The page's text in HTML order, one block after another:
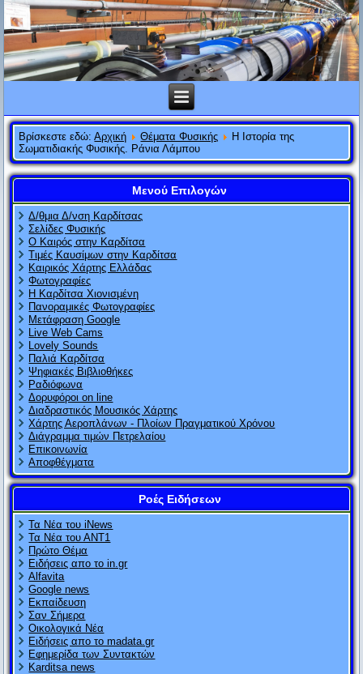
Βρίσκεστε εδώ:Αρχική Θέματα Φυσικής
Η Ιστορία της
Σωματιδιακής Φυσικής. Ράνια Λάμπου
Μενού Επιλογών
Δ/θμια Δ/νση Καρδίτσας
Σελίδες Φυσικής
Ο Καιρός στην Καρδίτσα
Τιμές Καυσίμων στην Καρδίτσα
Καιρικός Χάρτης Ελλάδας
Φωτογραφίες
Η Καρδίτσα Χιονισμένη
Πανοραμικές Φωτογραφίες
Μετάφραση Google
Live Web Cams
Lovely Sounds
Παλιά Καρδίτσα
Ψηφιακές Βιβλιοθήκες
Ραδιόφωνα
Δορυφόροι on line
Διαδραστικός Μουσικός Χάρτης
Χάρτης Αεροπλάνων - Πλοίων Πραγματικού Χρόνου
Διάγραμμα τιμών Πετρελαίου
Επικοινωνία
Αποφθέγματα
Ροές Ειδήσεων
Τα Νέα του iNews
Τα Νέα του ΑΝΤ1
Πρώτο Θέμα
Ειδήσεις απο το in.gr
Alfavita
Google news
Εκπαίδευση
Σαν Σήμερα
Οικολογικά Νέα
Ειδήσεις απο το madata.gr
Εφημερίδα των Συντακτών
Karditsa news